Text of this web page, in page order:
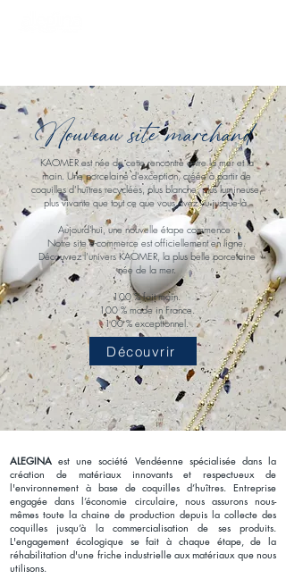
Nouveau site marchand
KAOMER est née de cette rencontre entre la mer et la
main. Une porcelaine d’exception, créée à partir de
coquilles d’huîtres recyclées, plus blanche, plus lumineuse,
plus vivante que tout ce que vous avez vu jusque-là.
Aujourd'hui, une nouvelle étape commence :
Notre site e-commerce est officiellement en ligne.
Découvrez l’univers KAOMER, la plus belle porcelaine
née de la mer.
100 % fait main.
100 % made in France.
100 % exceptionnel.
Découvrir
ALEGINA est une société Vendéenne spécialisée dans la
création de matériaux innovants et respectueux de
l'environnement à base de coquilles d’huîtres. Entreprise
engagée dans l’économie circulaire, nous assurons nous-
mêmes toute la chaine de production depuis la collecte des
coquilles jusqu’à la commercialisation de ses produits.
L'engagement écologique se fait à chaque étape, de la
réhabilitation d'une friche industrielle aux matériaux que nous
utilisons.